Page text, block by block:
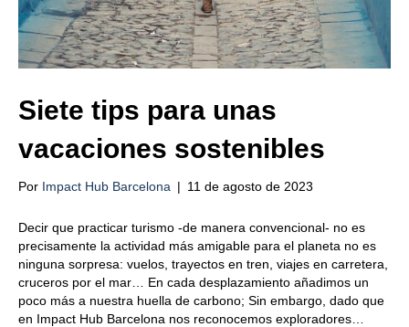
Siete tips para unas
vacaciones sostenibles
Por Impact Hub Barcelona | 11 de agosto de 2023
Decir que practicar turismo -de manera convencional- no es
precisamente la actividad más amigable para el planeta no es
ninguna sorpresa: vuelos, trayectos en tren, viajes en carretera,
cruceros por el mar… En cada desplazamiento añadimos un
poco más a nuestra huella de carbono; Sin embargo, dado que
en Impact Hub Barcelona nos reconocemos exploradores…